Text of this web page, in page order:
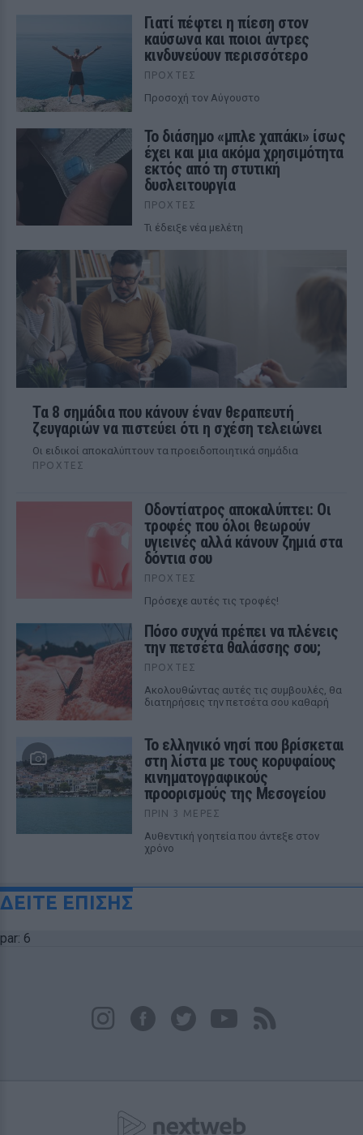
Γιατί πέφτει η πίεση στον
καύσωνα και ποιοι άντρες
κινδυνεύουν περισσότερο
ΠΡΟΧΤΈΣ
Προσοχή τον Αύγουστο
Το διάσημο «μπλε χαπάκι» ίσως
έχει και μια ακόμα χρησιμότητα
εκτός από τη στυτική
δυσλειτουργία
ΠΡΟΧΤΈΣ
Τι έδειξε νέα μελέτη
Τα 8 σημάδια που κάνουν έναν θεραπευτή
ζευγαριών να πιστεύει ότι η σχέση τελειώνει
Οι ειδικοί αποκαλύπτουν τα προειδοποιητικά σημάδια
ΠΡΟΧΤΈΣ
Οδοντίατρος αποκαλύπτει: Οι
τροφές που όλοι θεωρούν
υγιεινές αλλά κάνουν ζημιά στα
δόντια σου
ΠΡΟΧΤΈΣ
Πρόσεχε αυτές τις τροφές!
Πόσο συχνά πρέπει να πλένεις
την πετσέτα θαλάσσης σου;
ΠΡΟΧΤΈΣ
Ακολουθώντας αυτές τις συμβουλές, θα
διατηρήσεις την πετσέτα σου καθαρή
Το ελληνικό νησί που βρίσκεται
στη λίστα με τους κορυφαίους
κινηματογραφικούς
προορισμούς της Μεσογείου
ΠΡΙΝ 3 ΜΈΡΕΣ
Αυθεντική γοητεία που άντεξε στον
χρόνο
ΔΕΙΤΕ ΕΠΙΣΗΣ
par: 6